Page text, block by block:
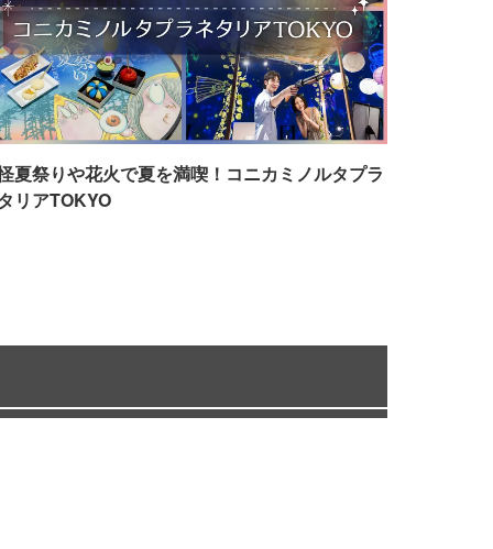
夏祭りや花火で夏を満喫！コニカミノルタプラ
リアTOKYO